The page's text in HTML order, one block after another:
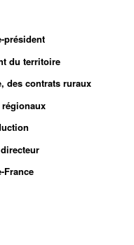
président
du territoire
des contrats ruraux
France